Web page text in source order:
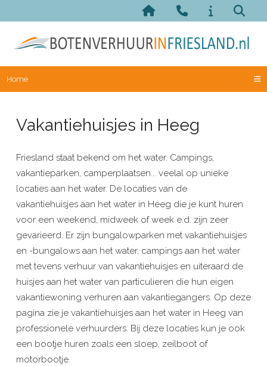
Home
Vakantiehuisjes in Heeg
Friesland staat bekend om het water. Campings,
vakantieparken, camperplaatsen... veelal op unieke
locaties aan het water. De locaties van de
vakantiehuisjes aan het water in Heeg die je kunt huren
voor een weekend, midweek of week e.d. zijn zeer
gevarieerd. Er zijn bungalowparken met vakantiehuisjes
en -bungalows aan het water, campings aan het water
met tevens verhuur van vakantiehuisjes en uiteraard de
huisjes aan het water van particulieren die hun eigen
vakantiewoning verhuren aan vakantiegangers. Op deze
pagina zie je vakantiehuisjes aan het water in Heeg van
professionele verhuurders. Bij deze locaties kun je ook
een bootje huren zoals een sloep, zeilboot of
motorbootje.